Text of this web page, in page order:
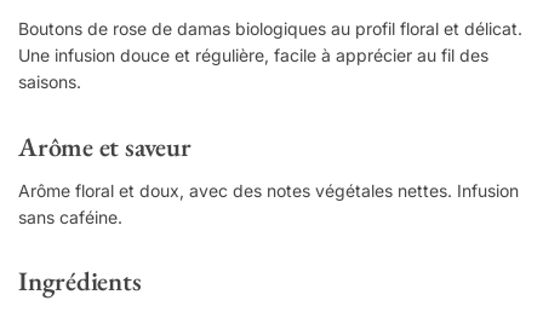
Boutons de rose de damas biologiques au profil floral et délicat.
Une infusion douce et régulière, facile à apprécier au fil des
saisons.
Arôme et saveur
Arôme floral et doux, avec des notes végétales nettes. Infusion
sans caféine.
Ingrédients